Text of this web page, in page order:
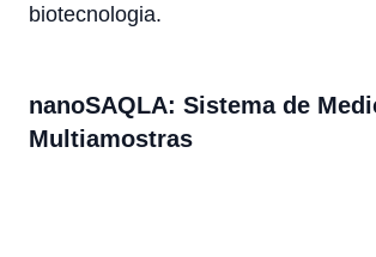
biotecnologia.
nanoSAQLA: Sistema de
Multiamostras